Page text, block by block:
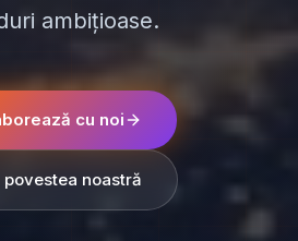
ambițioase.
cu noi
povestea noastră